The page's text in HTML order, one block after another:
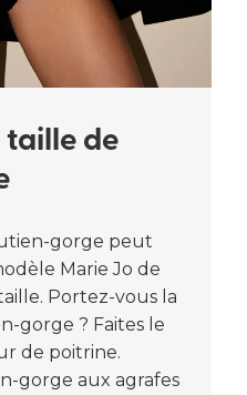
taille de
gorge peut
Marie Jo de
Portez-vous la
gorge ? Faites le
de poitrine.
gorge aux agrafes